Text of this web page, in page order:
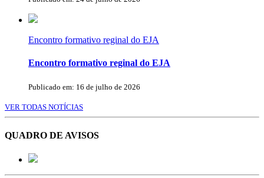
Encontro formativo reginal do EJA
Encontro formativo reginal do EJA
Publicado em: 16 de julho de 2026
VER TODAS NOTÍCIAS
QUADRO DE AVISOS